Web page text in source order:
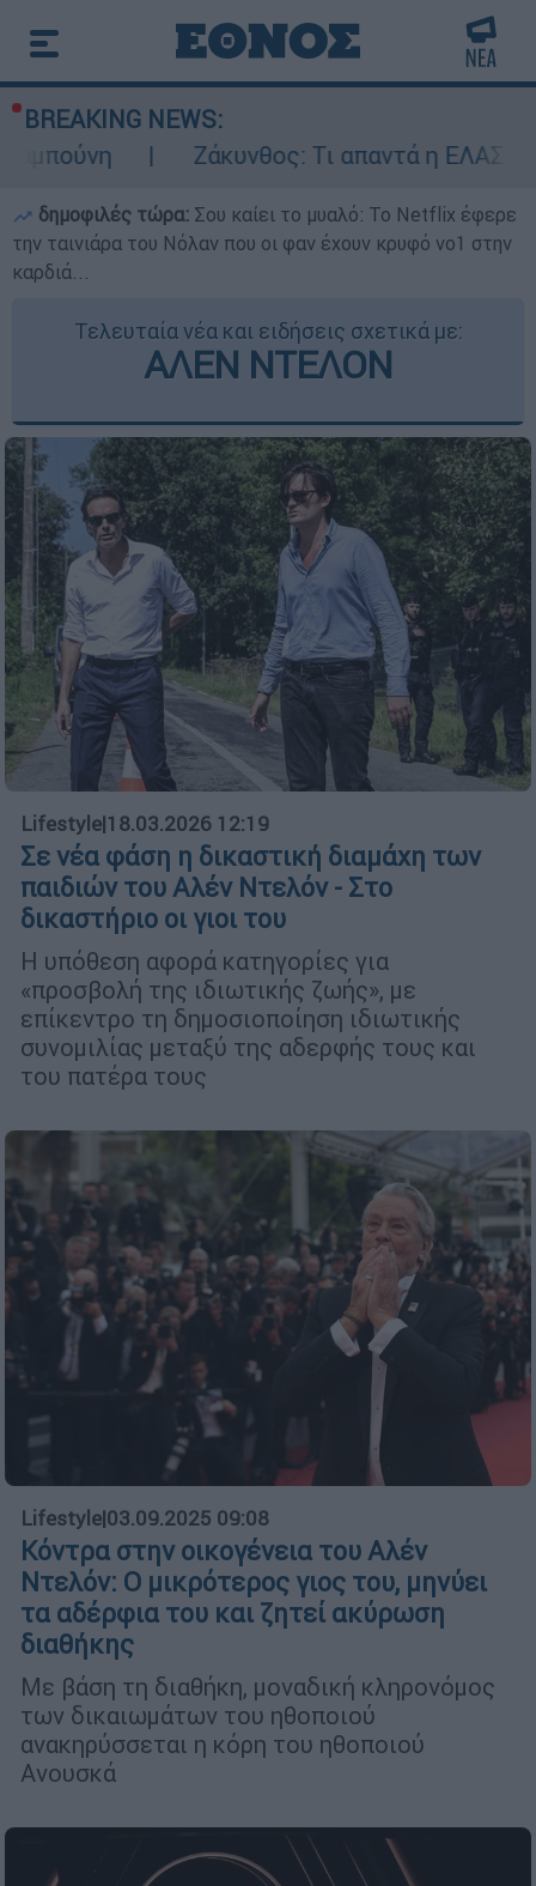
BREAKING NEWS:
Ζάκυνθος: Τι απαντά η ΕΛΑΣ για τους 8
δημοφιλές τώρα: Σου καίει το μυαλό: Το Netflix έφερε
την ταινιάρα του Νόλαν που οι φαν έχουν κρυφό νο1 στην
καρδιά...
Τελευταία νέα και ειδήσεις σχετικά με:
ΑΛΕΝ ΝΤΕΛΟΝ
Lifestyle|18.03.2026 12:19
Σε νέα φάση η δικαστική διαμάχη των
παιδιών του Αλέν Ντελόν - Στο
δικαστήριο οι γιοι του
Η υπόθεση αφορά κατηγορίες για
«προσβολή της ιδιωτικής ζωής», με
επίκεντρο τη δημοσιοποίηση ιδιωτικής
συνομιλίας μεταξύ της αδερφής τους και
του πατέρα τους
Lifestyle|03.09.2025 09:08
Κόντρα στην οικογένεια του Αλέν
Ντελόν: Ο μικρότερος γιος του, μηνύει
τα αδέρφια του και ζητεί ακύρωση
διαθήκης
Με βάση τη διαθήκη, μοναδική κληρονόμος
των δικαιωμάτων του ηθοποιού
ανακηρύσσεται η κόρη του ηθοποιού
Ανουσκά